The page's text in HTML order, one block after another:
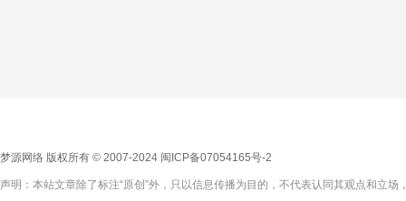
梦源网络 版权所有 © 2007-2024 闽ICP备07054165号-2
声明：本站文章除了标注“原创”外，只以信息传播为目的，不代表认同其观点和立